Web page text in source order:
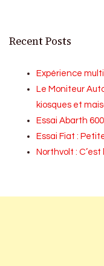
Recent Posts
Expérience
Le Moniteur
kiosques et
Essai Abarth
Essai Fiat :
Northvolt :